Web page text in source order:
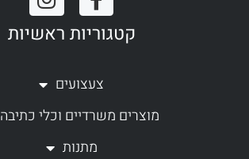
a
c
b
o
o
k
n
s
a
r
a
קטגוריות ראשיות
צעצועים
מוצרים משרדיים וכלי כתיבה
מתנות